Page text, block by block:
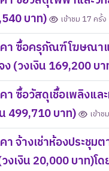
บาท)
เข้าชม 17 ครั้ง
า ซื้อครุภัณฑ์โฆษณา
ง (วงเงิน 169,200 บ
า ซื้อวัสดุเชื้อเพลิงแ
น 499,710 บาท)
เข้า
า จ้างเช่าห้องประชุ
เงิน 20,000 บาท)โด